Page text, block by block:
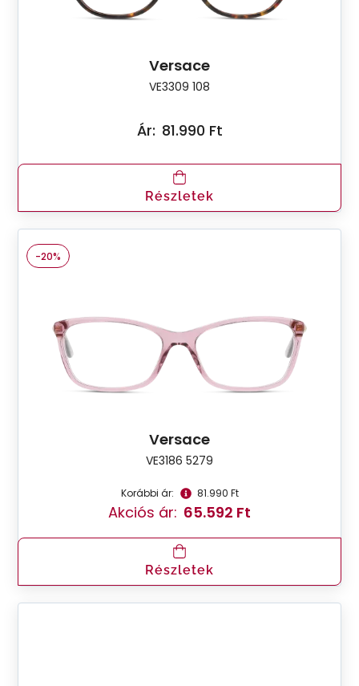
Versace
VE3309 108
Ár: 81.990 Ft
Részletek
-20%
Versace
VE3186 5279
Korábbi ár: 81.990 Ft
Akciós ár: 65.592 Ft
Részletek